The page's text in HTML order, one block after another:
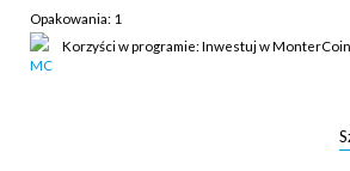
Opakowania: 1
Korzyści w programie: Inwestuj w